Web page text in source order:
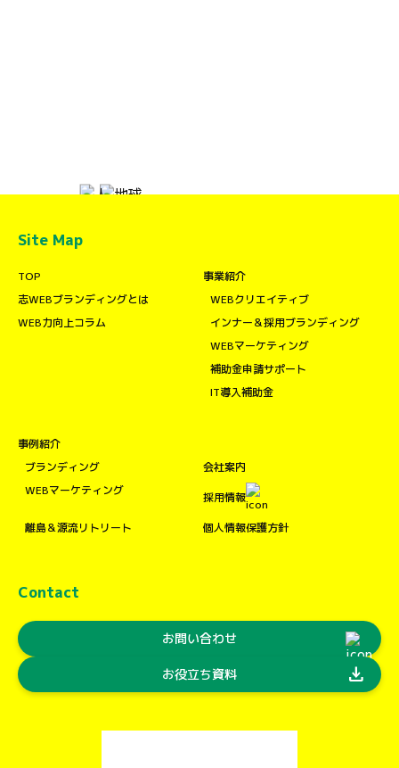
Site Map
TOP
志WEBブランディングとは
WEB力向上コラム
事業紹介
WEBクリエイティブ
インナー＆採用ブランディング
WEBマーケティング
補助金申請サポート
IT導入補助金
事例紹介
ブランディング
WEBマーケティング
離島＆源流リトリート
会社案内
採用情報
個人情報保護方針
Contact
お問い合わせ
お役立ち資料 download